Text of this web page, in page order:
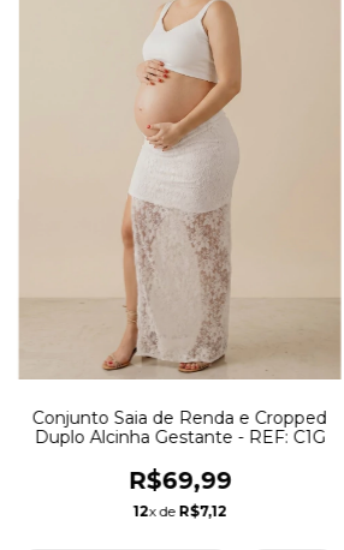
Conjunto Saia de Renda e Cropped
Duplo Alcinha Gestante - REF: C1G
R$69,99
12x de R$7,12